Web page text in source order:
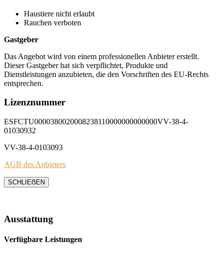
Haustiere nicht erlaubt
Rauchen verboten
Gastgeber
Das Angebot wird von einem professionellen Anbieter erstellt.
Dieser Gastgeber hat sich verpflichtet, Produkte und
Dienstleistungen anzubieten, die den Vorschriften des EU-Rechts
entsprechen.
Lizenznummer
ESFCTU0000380020008238110000000000000VV-38-4-
01030932
VV-38-4-0103093
AGB des Anbieters
SCHLIEẞEN
Ausstattung
Verfügbare Leistungen